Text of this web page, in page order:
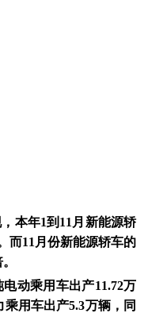
本年1到11月新能源轿
而11月份新能源轿车的
动乘用车出产11.72万
用车出产5.3万辆，同